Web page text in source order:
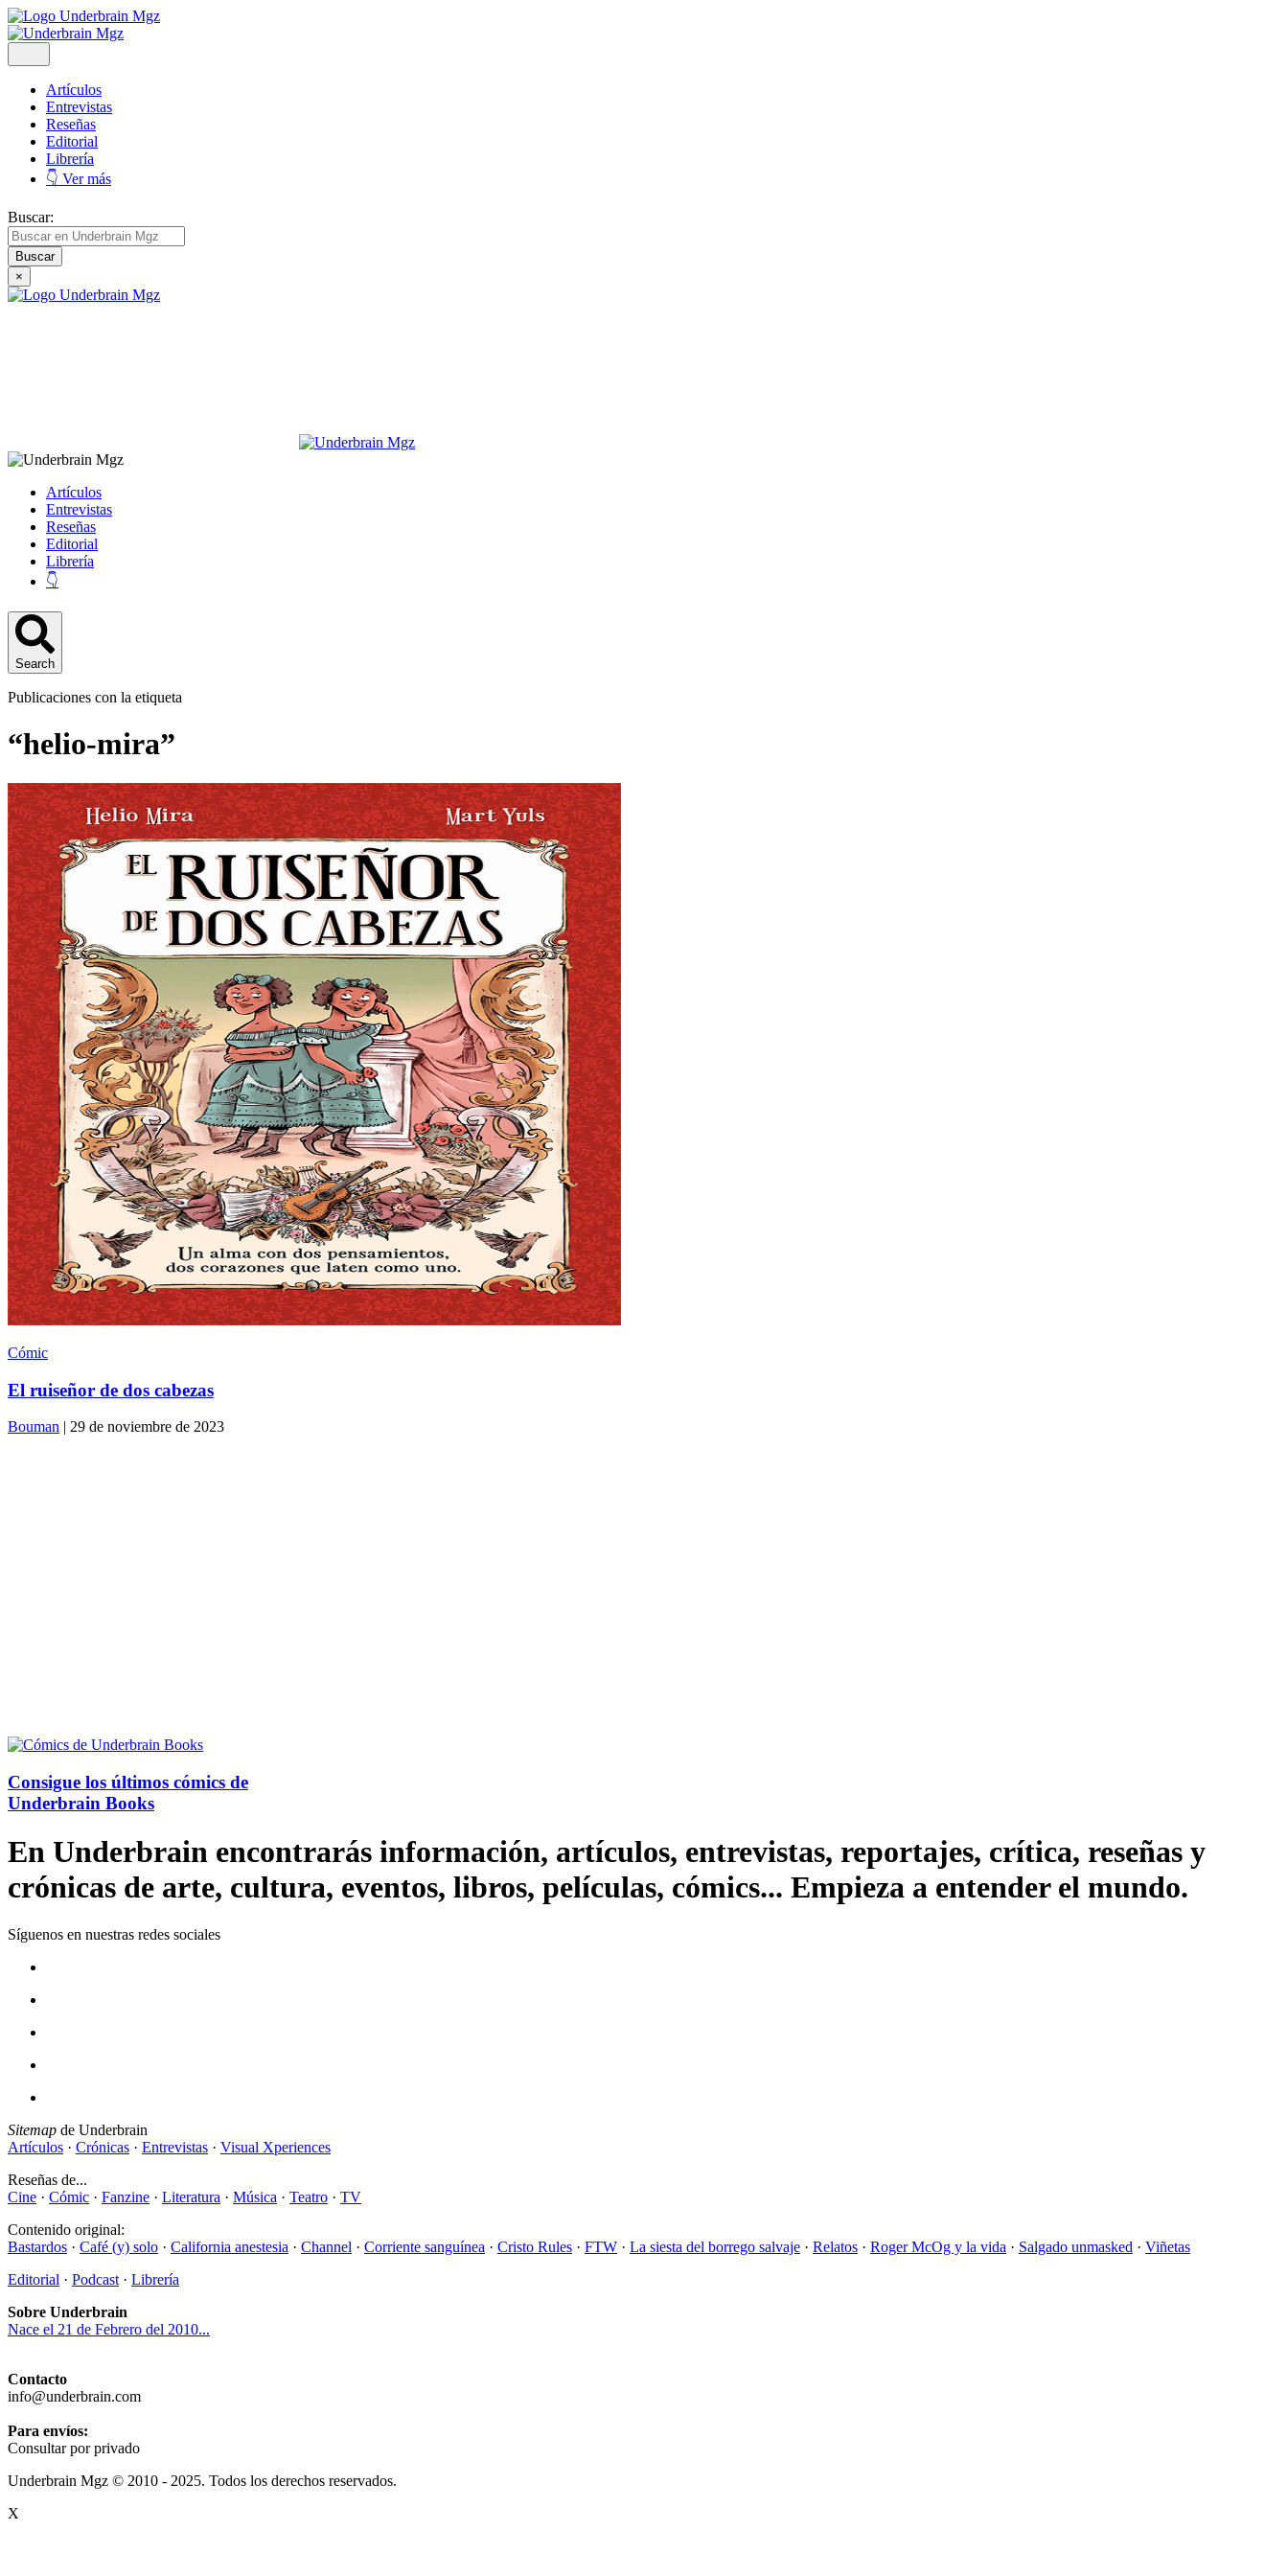
Artículos
Entrevistas
Reseñas
Editorial
Librería
👇 Ver más
Buscar:
×
Artículos
Entrevistas
Reseñas
Editorial
Librería
👇
Search
Publicaciones con la etiqueta
“helio-mira”
Cómic
El ruiseñor de dos cabezas
Bouman | 29 de noviembre de 2023
Consigue los últimos cómics de
Underbrain Books
En Underbrain encontrarás información, artículos, entrevistas, reportajes, crítica, reseñas y
crónicas de arte, cultura, eventos, libros, películas, cómics... Empieza a entender el mundo.
Síguenos en nuestras redes sociales
Sitemap de Underbrain
Artículos · Crónicas · Entrevistas · Visual Xperiences
Reseñas de...
Cine · Cómic · Fanzine · Literatura · Música · Teatro · TV
Contenido original:
Bastardos · Café (y) solo · California anestesia · Channel · Corriente sanguínea · Cristo Rules · FTW · La siesta del borrego salvaje · Relatos · Roger McOg y la vida · Salgado unmasked · Viñetas
Editorial · Podcast · Librería
Sobre Underbrain
Nace el 21 de Febrero del 2010...
Contacto
info@underbrain.com
Para envíos:
Consultar por privado
Underbrain Mgz © 2010 - 2025. Todos los derechos reservados.
X